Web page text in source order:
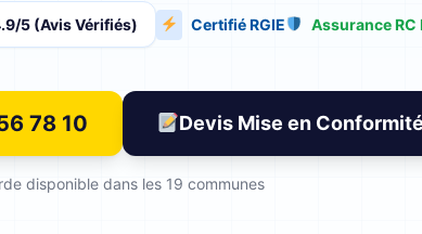
5 (Avis Vérifiés) Certifié RGIE Assurance RC
78 10 Devis Mise en Conformité
disponible dans les 19 communes